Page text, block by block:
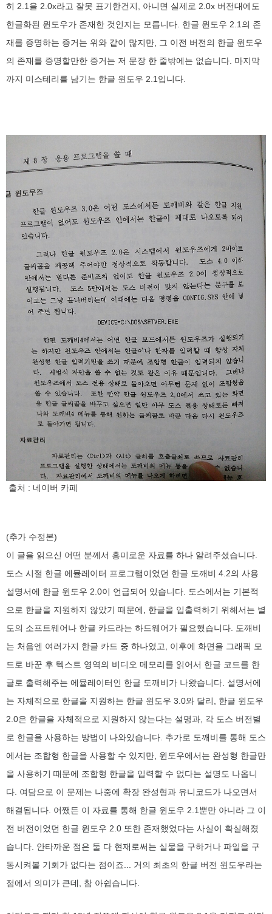
히 2.1을 2.0x라고 잘못 표기한건지, 아니면 실제로 2.0x 버전대에도
한글화된 윈도우가 존재한 것인지는 모릅니다. 한글 윈도우 2.1의 존
재를 증명하는 증거는 위와 같이 많지만, 그 이전 버전의 한글 윈도우
의 존재를 증명할만한 증거는 저 문장 한 줄밖에는 없습니다. 마지막
까지 미스테리를 남기는 한글 윈도우 2.1입니다.
출처 : 네이버 카페
(추가 수정본)
이 글을 읽으신 어떤 분께서 흥미로운 자료를 하나 알려주셨습니다.
도스 시절 한글 에뮬레이터 프로그램이었던 한글 도깨비 4.2의 사용
설명서에 한글 윈도우 2.0이 언급되어 있습니다. 도스에서는 기본적
으로 한글을 지원하지 않았기 때문에, 한글을 입출력하기 위해서는 별
도의 소프트웨어나 한글 카드라는 하드웨어가 필요했습니다. 도깨비
는 처음엔 여러가지 한글 카드 중 하나였고, 이후에 화면을 그래픽 모
드로 바꾼 후 텍스트 영역의 비디오 메모리를 읽어서 한글 코드를 한
글로 출력해주는 에뮬레이터인 한글 도깨비가 나왔습니다. 설명서에
는 자체적으로 한글을 지원하는 한글 윈도우 3.0와 달리, 한글 윈도우
2.0은 한글을 자체적으로 지원하지 않는다는 설명과, 각 도스 버전별
로 한글을 사용하는 방법이 나와있습니다. 추가로 도깨비를 통해 도스
에서는 조합형 한글을 사용할 수 있지만, 윈도우에서는 완성형 한글만
을 사용하기 때문에 조합형 한글을 입력할 수 없다는 설명도 나옵니
다. 여담으로 이 문제는 나중에 확장 완성형과 유니코드가 나오면서
해결됩니다. 어쨌든 이 자료를 통해 한글 윈도우 2.1뿐만 아니라 그 이
전 버전이었던 한글 윈도우 2.0 또한 존재했었다는 사실이 확실해졌
습니다. 안타까운 점은 둘 다 현재로써는 실물을 구하거나 파일을 구
동시켜볼 기회가 없다는 점이죠... 거의 최초의 한글 버전 윈도우라는
점에서 의미가 큰데, 참 아쉽습니다.